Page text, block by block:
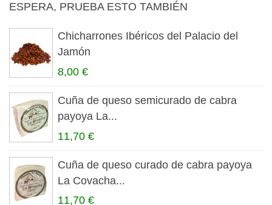
ESPERA, PRUEBA ESTO TAMBIÉN
Chicharrones Ibéricos del Palacio del
Jamón
8,00 €
Cuña de queso semicurado de cabra
payoya La...
11,70 €
Cuña de queso curado de cabra payoya
La Covacha...
11,70 €